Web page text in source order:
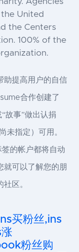
United
the Centers
100% of the
助提高用户的自信
合作创建了
故事”做出认捐
未指定）可用。
签的帐户都将自动
就可以了解您的朋
区。
买粉丝,ins
粉丝购